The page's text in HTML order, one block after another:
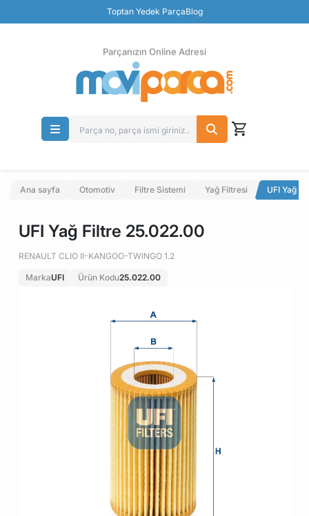
Toptan Yedek ParçaBlog
Ücretsiz İade
Parçanızın Online Adresi
Ana sayfa Otomotiv Filtre Sistemi Yağ Filtresi UFI Yağ
UFI Yağ Filtre 25.022.00
RENAULT CLIO II-KANGOO-TWINGO 1.2
MarkaUFI Ürün Kodu25.022.00